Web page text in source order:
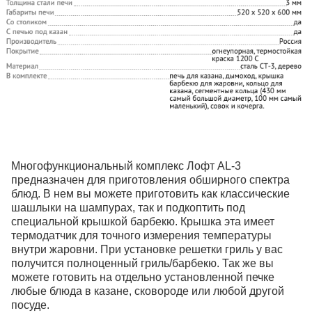
Многофункциональный комплекс Лофт AL-3
предназначен для приготовления обширного спектра
блюд. В нем вы можете приготовить как классические
шашлыки на шампурах, так и подкоптить под
специальной крышкой барбекю. Крышка эта имеет
термодатчик для точного измерения температуры
внутри жаровни. При установке решетки гриль у вас
получится полноценный гриль/барбекю. Так же вы
можете готовить на отдельно установленной печке
любые блюда в казане, сковороде или любой другой
посуде.